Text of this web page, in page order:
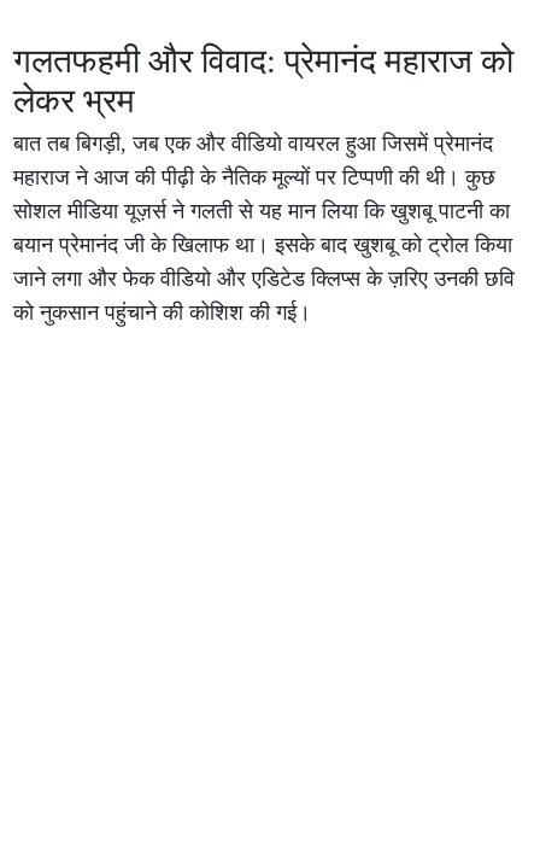
गलतफहमी और विवाद: प्रेमानंद महाराज को
लेकर भ्रम
बात तब बिगड़ी, जब एक और वीडियो वायरल हुआ जिसमें प्रेमानंद
महाराज ने आज की पीढ़ी के नैतिक मूल्यों पर टिप्पणी की थी। कुछ
सोशल मीडिया यूज़र्स ने गलती से यह मान लिया कि खुशबू पाटनी का
बयान प्रेमानंद जी के खिलाफ था। इसके बाद खुशबू को ट्रोल किया
जाने लगा और फेक वीडियो और एडिटेड क्लिप्स के ज़रिए उनकी छवि
को नुकसान पहुंचाने की कोशिश की गई।